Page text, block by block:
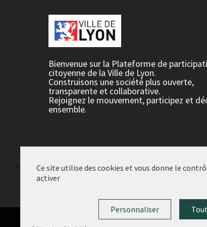
Bienvenue sur la Plateforme de
citoyenne de la Ville de Lyon.
Construisons une société plus ouverte,
transparente et collaborative.
Rejoignez le mouvement, participez et
ensemble.
Ce site utilise des cookies et vous donne le
activer
Personnaliser